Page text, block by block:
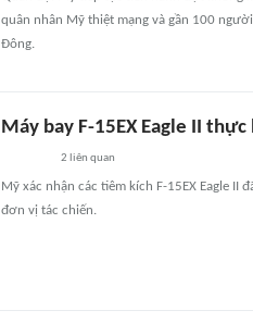
quân nhân Mỹ thiệt mạng và gần 100
Đông.
Máy bay F-15EX Eagle II
2 liên quan
Mỹ xác nhận các tiêm kích F-15EX Eagle
đơn vị tác chiến.